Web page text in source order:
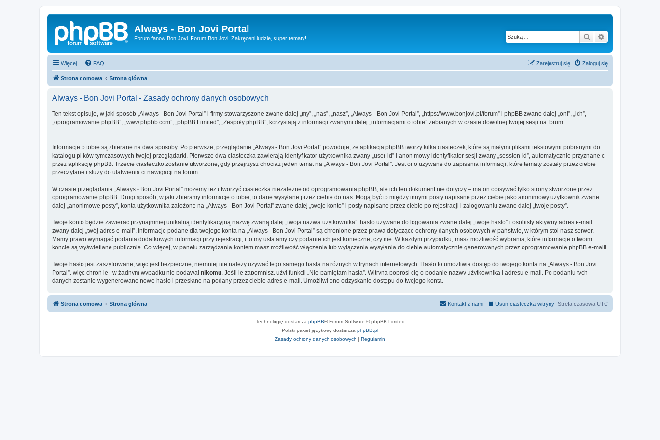
Always - Bon Jovi Portal
Forum fanow Bon Jovi. Forum Bon Jovi. Zakręceni ludzie, super tematy! Szukaj
Więcej… FAQ Zaloguj się
Zarejestruj się
Strona domowa Strona główna
Always - Bon Jovi Portal - Zasady ochrony danych osobowych
Ten tekst opisuje, w jaki sposób „Always - Bon Jovi Portal” i firmy stowarzyszone zwane dalej „my”, „nas”, „nasz”, „Always - Bon Jovi Portal”, „https://www.bonjovi.pl/forum” i phpBB zwane dalej „oni”, „ich”,
„oprogramowanie phpBB”, „www.phpbb.com”, „phpBB Limited”, „Zespoły phpBB”, korzystają z informacji zwanymi dalej „informacjami o tobie” zebranych w czasie dowolnej twojej sesji na forum.
Informacje o tobie są zbierane na dwa sposoby. Po pierwsze, przeglądanie „Always - Bon Jovi Portal” powoduje, że aplikacja phpBB tworzy kilka ciasteczek, które są małymi plikami tekstowymi pobranymi do
katalogu plików tymczasowych twojej przeglądarki. Pierwsze dwa ciasteczka zawierają identyfikator użytkownika zwany „user-id” i anonimowy identyfikator sesji zwany „session-id”, automatycznie przyznane ci
przez aplikację phpBB. Trzecie ciasteczko zostanie utworzone, gdy przejrzysz chociaż jeden temat na „Always - Bon Jovi Portal”. Jest ono używane do zapisania informacji, które tematy zostały przez ciebie
przeczytane i służy do ułatwienia ci nawigacji na forum.
W czasie przeglądania „Always - Bon Jovi Portal” możemy też utworzyć ciasteczka niezależne od oprogramowania phpBB, ale ich ten dokument nie dotyczy – ma on opisywać tylko strony stworzone przez
oprogramowanie phpBB. Drugi sposób, w jaki zbieramy informacje o tobie, to dane wysyłane przez ciebie do nas. Mogą być to między innymi posty napisane przez ciebie jako anonimowy użytkownik zwane
dalej „anonimowe posty”, konta użytkownika założone na „Always - Bon Jovi Portal” zwane dalej „twoje konto” i posty napisane przez ciebie po rejestracji i zalogowaniu zwane dalej „twoje posty”.
Twoje konto będzie zawierać przynajmniej unikalną identyfikacyjną nazwę zwaną dalej „twoja nazwa użytkownika”, hasło używane do logowania zwane dalej „twoje hasło” i osobisty aktywny adres e-mail
zwany dalej „twój adres e-mail”. Informacje podane dla twojego konta na „Always - Bon Jovi Portal” są chronione przez prawa dotyczące ochrony danych osobowych w państwie, w którym stoi nasz serwer.
Mamy prawo wymagać podania dodatkowych informacji przy rejestracji, i to my ustalamy czy podanie ich jest konieczne, czy nie. W każdym przypadku, masz możliwość wybrania, które informacje o twoim
koncie są wyświetlane publicznie. Co więcej, w panelu zarządzania kontem masz możliwość włączenia lub wyłączenia wysyłania do ciebie automatycznie generowanych przez oprogramowanie phpBB e-maili.
Twoje hasło jest zaszyfrowane, więc jest bezpieczne, niemniej nie należy używać tego samego hasła na różnych witrynach internetowych. Hasło to umożliwia dostęp do twojego konta na „Always - Bon Jovi
Portal”, więc chroń je i w żadnym wypadku nie podawaj nikomu . Jeśli je zapomnisz, użyj funkcji „Nie pamiętam hasła”. Witryna poprosi cię o podanie nazwy użytkownika i adresu e-mail. Po podaniu tych
danych zostanie wygenerowane nowe hasło i przesłane na podany przez ciebie adres e-mail. Umożliwi ono odzyskanie dostępu do twojego konta.
Strona domowa Strona główna Strefa czasowa UTC
Usuń ciasteczka witryny
Kontakt z nami
Technologię dostarcza phpBB® Forum Software © phpBB Limited
Polski pakiet językowy dostarcza phpBB.pl
Zasady ochrony danych osobowych | Regulamin